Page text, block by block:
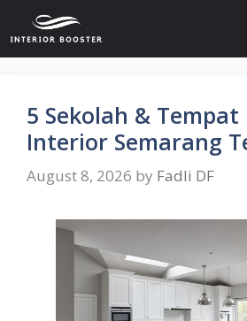
to
content
5 Sekolah & Tempat
Interior Semarang
August 8, 2026 by Fadli DF